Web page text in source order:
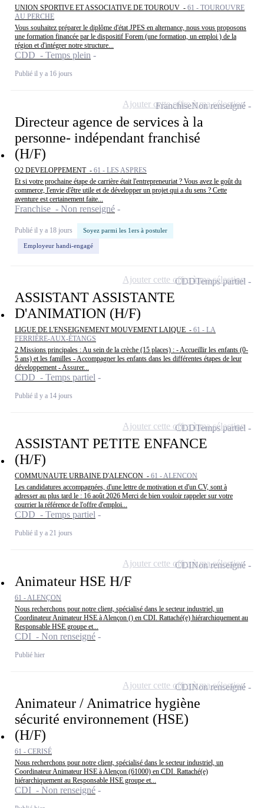
UNION SPORTIVE ET ASSOCIATIVE DE TOUROUV - 61 - TOUROUVRE
AU PERCHE
Vous souhaitez préparer le diplôme d'état JPES en alternance, nous vous proposons
une formation financée par le dispositif Forem (une formation, un emploi ) de la
région et d'intégrer notre structure...
CDD - Temps plein
Publié il y a 16 jours
Directeur agence de services à la
personne- indépendant franchisé
(H/F)
O2 DEVELOPPEMENT - 61 - LES ASPRES
Et si votre prochaine étape de carrière était l'entrepreneuriat ? Vous avez le goût du
commerce, l'envie d'être utile et de développer un projet qui a du sens ? Cette
aventure est certainement faite...
Franchise - Non renseigné
Publié il y a 18 jours Soyez parmi les 1ers à postuler
Employeur handi-engagé
FranchiseNon renseigné
Ajouter cette offre à ma sélection
ASSISTANT ASSISTANTE
D'ANIMATION (H/F)
LIGUE DE L'ENSEIGNEMENT MOUVEMENT LAIQUE - 61 - LA
FERRIÈRE-AUX-ÉTANGS
2 Missions principales : Au sein de la crèche (15 places) : - Accueillir les enfants (0-
5 ans) et les familles - Accompagner les enfants dans les différentes étapes de leur
développement - Assurer...
CDD - Temps partiel
Publié il y a 14 jours
CDDTemps partiel
Ajouter cette offre à ma sélection
ASSISTANT PETITE ENFANCE
(H/F)
COMMUNAUTE URBAINE D'ALENCON - 61 - ALENCON
Les candidatures accompagnées, d'une lettre de motivation et d'un CV, sont à
adresser au plus tard le : 16 août 2026 Merci de bien vouloir rappeler sur votre
courrier la référence de l'offre d'emploi...
CDD - Temps partiel
Publié il y a 21 jours
CDDTemps partiel
Ajouter cette offre à ma sélection
Animateur HSE H/F
61 - ALENÇON
Nous recherchons pour notre client, spécialisé dans le secteur industriel, un
Coordinateur Animateur HSE à Alençon () en CDI. Rattaché(e) hiérarchiquement au
Responsable HSE groupe et...
CDI - Non renseigné
Publié hier
CDINon renseigné
Ajouter cette offre à ma sélection
Animateur / Animatrice hygiène
sécurité environnement (HSE)
(H/F)
61 - CERISÉ
Nous recherchons pour notre client, spécialisé dans le secteur industriel, un
Coordinateur Animateur HSE à Alençon (61000) en CDI. Rattaché(e)
hiérarchiquement au Responsable HSE groupe et...
CDI - Non renseigné
CDINon renseigné
Ajouter cette offre à ma sélection